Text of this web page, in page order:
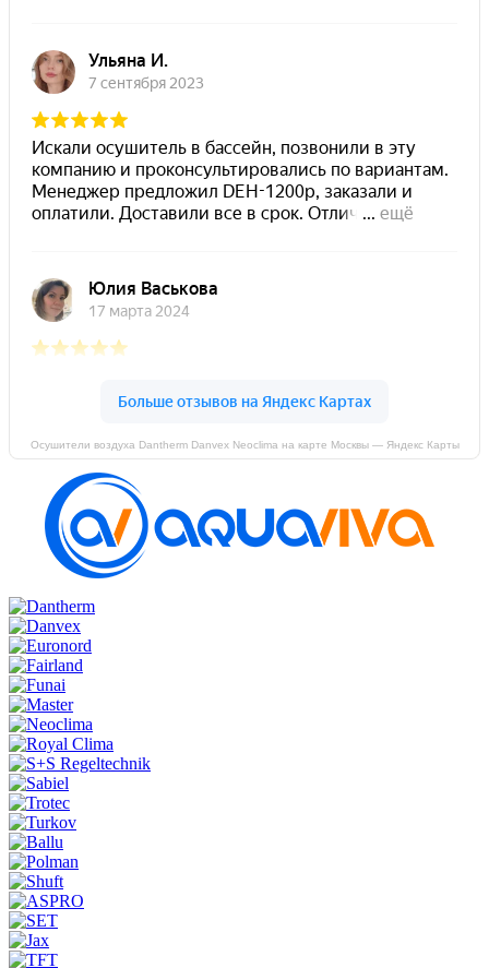
Осушители воздуха Dantherm Danvex Neoclima на карте Москвы — Яндекс Карты